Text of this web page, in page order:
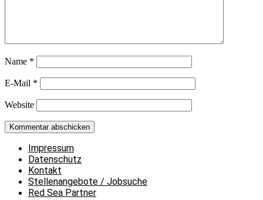
Name *
E-Mail *
Website
Impressum
Datenschutz
Kontakt
Stellenangebote / Jobsuche
Red Sea Partner